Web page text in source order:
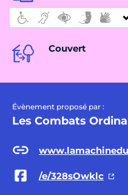
Couvert
Évènement proposé par :
Les Combats
/e/328sOwklc